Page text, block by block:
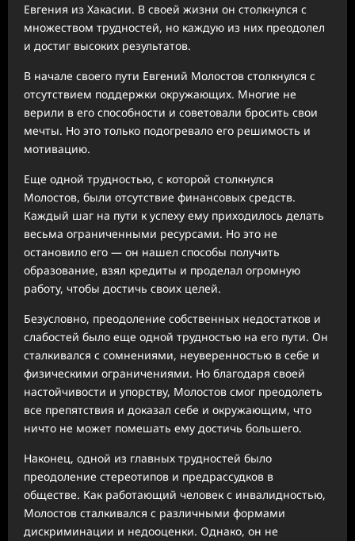
Евгения из Хакасии. В своей жизни он столкнулся с
множеством трудностей, но каждую из них преодолел
и достиг высоких результатов.
В начале своего пути Евгений Молостов столкнулся с
отсутствием поддержки окружающих. Многие не
верили в его способности и советовали бросить свои
мечты. Но это только подогревало его решимость и
мотивацию.
Еще одной трудностью, с которой столкнулся
Молостов, были отсутствие финансовых средств.
Каждый шаг на пути к успеху ему приходилось делать
весьма ограниченными ресурсами. Но это не
остановило его — он нашел способы получить
образование, взял кредиты и проделал огромную
работу, чтобы достичь своих целей.
Безусловно, преодоление собственных недостатков и
слабостей было еще одной трудностью на его пути. Он
сталкивался с сомнениями, неуверенностью в себе и
физическими ограничениями. Но благодаря своей
настойчивости и упорству, Молостов смог преодолеть
все препятствия и доказал себе и окружающим, что
ничто не может помешать ему достичь большего.
Наконец, одной из главных трудностей было
преодоление стереотипов и предрассудков в
обществе. Как работающий человек с инвалидностью,
Молостов сталкивался с различными формами
дискриминации и недооценки. Однако, он не